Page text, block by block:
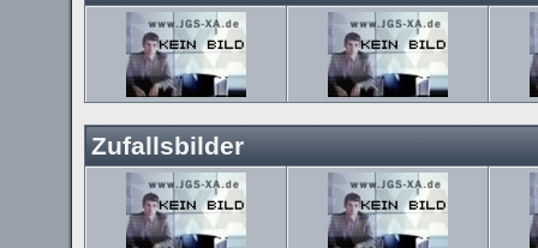
Zufallsbilder